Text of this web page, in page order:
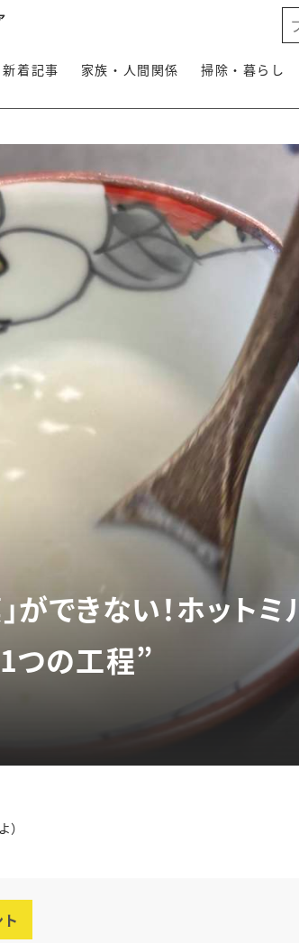
新着記事 家族・人間関係 掃除・暮らし
ができない！ホット
つの工程”
）